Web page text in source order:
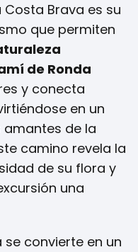
Brava es su
que permiten
de Ronda
y conecta
en un
de la
camino revela la
de su flora y
una
se convierte en un